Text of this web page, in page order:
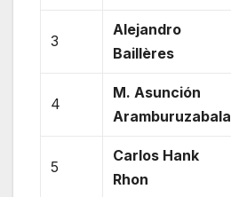
3
Alejandro
Baillères
4
M. Asunción
Aramburuzabala
5
Carlos Hank
Rhon